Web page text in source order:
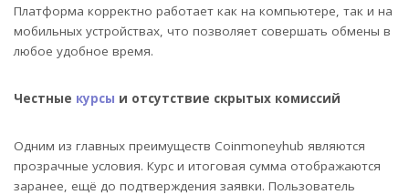
Платформа корректно работает как на компьютере, так и на
мобильных устройствах, что позволяет совершать обмены в
любое удобное время.
Честные курсы и отсутствие скрытых комиссий
Одним из главных преимуществ Coinmoneyhub являются
прозрачные условия. Курс и итоговая сумма отображаются
заранее, ещё до подтверждения заявки. Пользователь